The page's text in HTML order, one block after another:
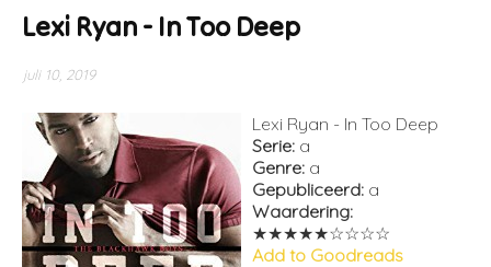
Lexi Ryan - In Too Deep
juli 10, 2019
Lexi Ryan - In Too Deep
Serie: a
Genre: a
Gepubliceerd: a
Waardering:
★★★★★☆☆☆☆
Add to Goodreads